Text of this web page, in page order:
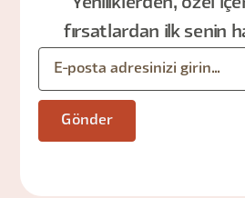
Yeniliklerden, özel
fırsatlardan ilk senin